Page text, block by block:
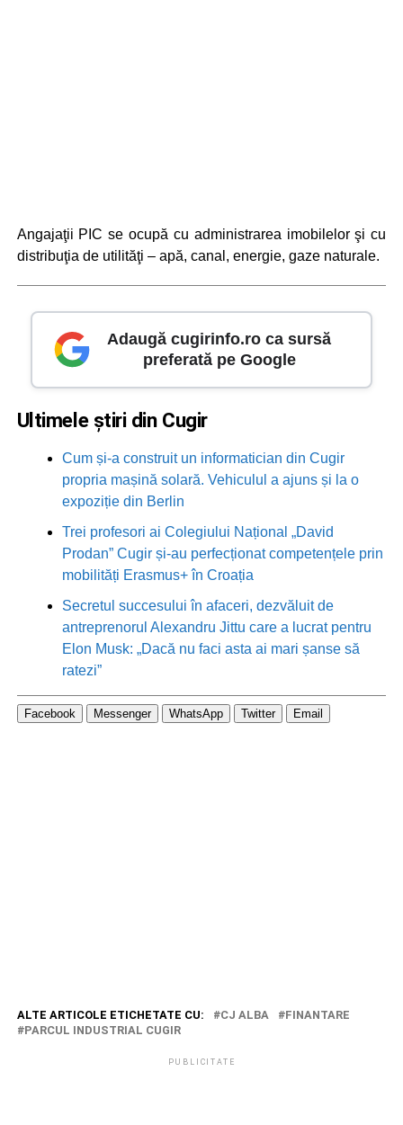
Angajaţii PIC se ocupă cu administrarea imobilelor şi cu
distribuţia de utilităţi – apă, canal, energie, gaze naturale.
Adaugă cugirinfo.ro ca sursă
preferată pe Google
Ultimele știri din Cugir
Cum și-a construit un informatician din Cugir
propria mașină solară. Vehiculul a ajuns și la o
expoziție din Berlin
Trei profesori ai Colegiului Național „David
Prodan” Cugir și-au perfecționat competențele prin
mobilități Erasmus+ în Croația
Secretul succesului în afaceri, dezvăluit de
antreprenorul Alexandru Jittu care a lucrat pentru
Elon Musk: „Dacă nu faci asta ai mari șanse să
ratezi”
Facebook Messenger WhatsApp Twitter Email
ALTE ARTICOLE ETICHETATE CU: CJ ALBA
FINANTARE
PARCUL INDUSTRIAL CUGIR
PUBLICITATE